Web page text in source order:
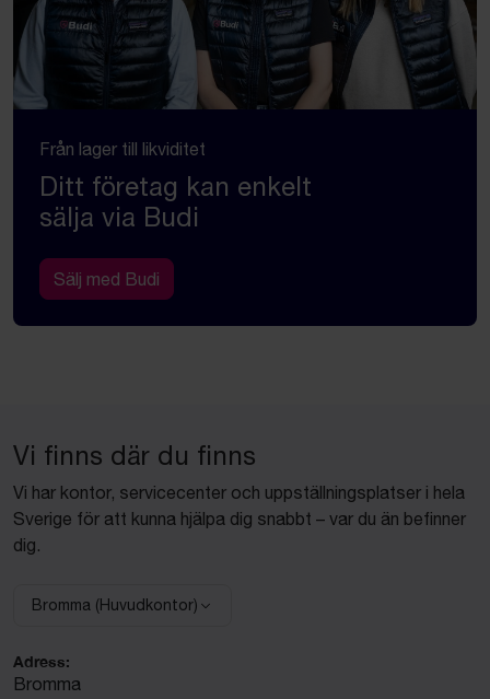
Från lager till likviditet
Ditt företag kan enkelt
sälja via Budi
Sälj med Budi
Vi finns där du finns
Vi har kontor, servicecenter och uppställningsplatser i hela
Sverige för att kunna hjälpa dig snabbt – var du än befinner
dig.
Välj anläggning:
Bromma (Huvudkontor)
Adress:
Bromma